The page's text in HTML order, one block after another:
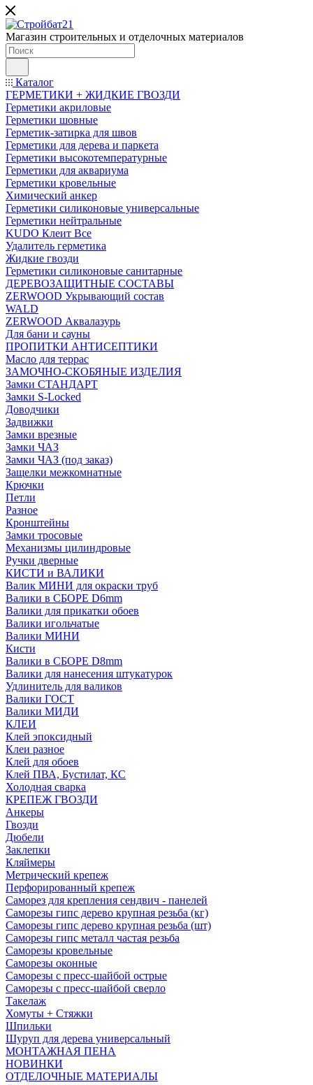
Магазин строительных и отделочных материалов
Каталог
ГЕРМЕТИКИ + ЖИДКИЕ ГВОЗДИ
Герметики акриловые
Герметики шовные
Герметик-затирка для швов
Герметики для дерева и паркета
Герметики высокотемпературные
Герметики для аквариума
Герметики кровельные
Химический анкер
Герметики силиконовые универсальные
Герметики нейтральные
KUDO Клеит Все
Удалитель герметика
Жидкие гвозди
Герметики силиконовые санитарные
ДЕРЕВОЗАЩИТНЫЕ СОСТАВЫ
ZERWOOD Укрывающий состав
WALD
ZERWOOD Аквалазурь
Для бани и сауны
ПРОПИТКИ АНТИСЕПТИКИ
Масло для террас
ЗАМОЧНО-СКОБЯНЫЕ ИЗДЕЛИЯ
Замки СТАНДАРТ
Замки S-Locked
Доводчики
Задвижки
Замки врезные
Замки ЧАЗ
Замки ЧАЗ (под заказ)
Защелки межкомнатные
Крючки
Петли
Разное
Кронштейны
Замки тросовые
Механизмы цилиндровые
Ручки дверные
КИСТИ и ВАЛИКИ
Валик МИНИ для окраски труб
Валики в СБОРЕ D6mm
Валики для прикатки обоев
Валики игольчатые
Валики МИНИ
Кисти
Валики в СБОРЕ D8mm
Валики для нанесения штукатурок
Удлинитель для валиков
Валики ГОСТ
Валики МИДИ
КЛЕИ
Клей эпоксидный
Клеи разное
Клей для обоев
Клей ПВА, Бустилат, КС
Холодная сварка
КРЕПЕЖ ГВОЗДИ
Анкеры
Гвозди
Дюбели
Заклепки
Кляймеры
Метрический крепеж
Перфорированный крепеж
Саморез для крепления сендвич - панелей
Саморезы гипс дерево крупная резьба (кг)
Саморезы гипс дерево крупная резьба (шт)
Саморезы гипс металл частая резьба
Саморезы кровельные
Саморезы оконные
Саморезы с пресс-шайбой острые
Саморезы с пресс-шайбой сверло
Такелаж
Хомуты + Стяжки
Шпильки
Шуруп для дерева универсальный
МОНТАЖНАЯ ПЕНА
НОВИНКИ
ОТДЕЛОЧНЫЕ МАТЕРИАЛЫ